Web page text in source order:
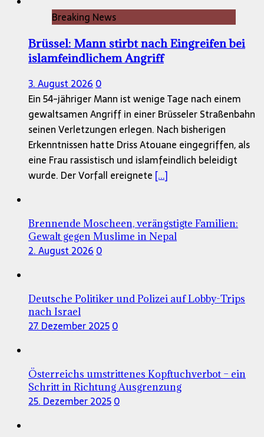
Breaking News
Brüssel: Mann stirbt nach Eingreifen bei
islamfeindlichem Angriff
3. August 20260
Ein 54-jähriger Mann ist wenige Tage nach einem
gewaltsamen Angriff in einer Brüsseler Straßenbahn
seinen Verletzungen erlegen. Nach bisherigen
Erkenntnissen hatte Driss Atouane eingegriffen, als
eine Frau rassistisch und islamfeindlich beleidigt
wurde. Der Vorfall ereignete [...]
Brennende Moscheen, verängstigte Familien:
Gewalt gegen Muslime in Nepal
2. August 20260
Deutsche Politiker und Polizei auf Lobby-Trips
nach Israel
27. Dezember 20250
Österreichs umstrittenes Kopftuchverbot – ein
Schritt in Richtung Ausgrenzung
25. Dezember 20250